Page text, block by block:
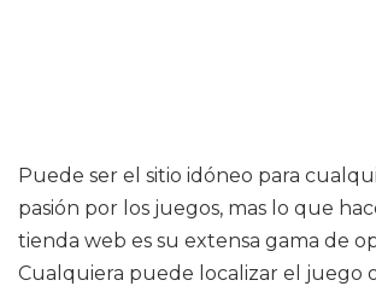
Puede ser el sitio idóneo para
pasión por los juegos, mas lo que
tienda web es su extensa gama de
Cualquiera puede localizar el juego